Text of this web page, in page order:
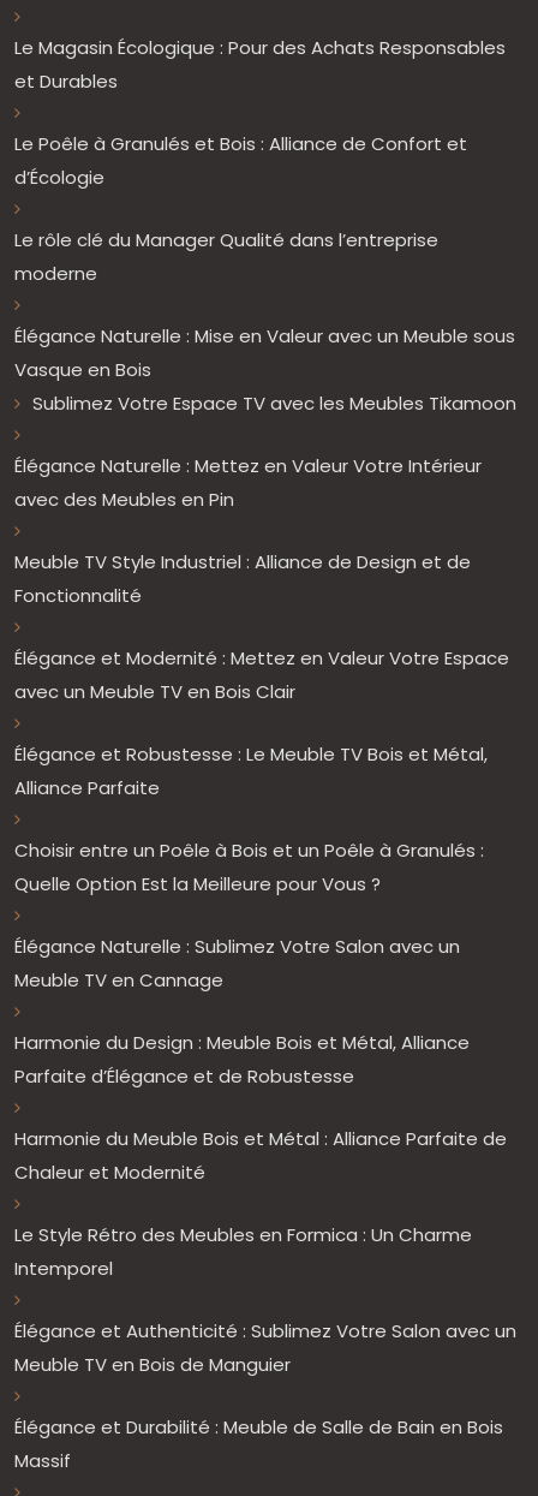
Le Magasin Écologique : Pour des Achats Responsables
et Durables
Le Poêle à Granulés et Bois : Alliance de Confort et
d’Écologie
Le rôle clé du Manager Qualité dans l’entreprise
moderne
Élégance Naturelle : Mise en Valeur avec un Meuble sous
Vasque en Bois
Sublimez Votre Espace TV avec les Meubles Tikamoon
Élégance Naturelle : Mettez en Valeur Votre Intérieur
avec des Meubles en Pin
Meuble TV Style Industriel : Alliance de Design et de
Fonctionnalité
Élégance et Modernité : Mettez en Valeur Votre Espace
avec un Meuble TV en Bois Clair
Élégance et Robustesse : Le Meuble TV Bois et Métal,
Alliance Parfaite
Choisir entre un Poêle à Bois et un Poêle à Granulés :
Quelle Option Est la Meilleure pour Vous ?
Élégance Naturelle : Sublimez Votre Salon avec un
Meuble TV en Cannage
Harmonie du Design : Meuble Bois et Métal, Alliance
Parfaite d’Élégance et de Robustesse
Harmonie du Meuble Bois et Métal : Alliance Parfaite de
Chaleur et Modernité
Le Style Rétro des Meubles en Formica : Un Charme
Intemporel
Élégance et Authenticité : Sublimez Votre Salon avec un
Meuble TV en Bois de Manguier
Élégance et Durabilité : Meuble de Salle de Bain en Bois
Massif